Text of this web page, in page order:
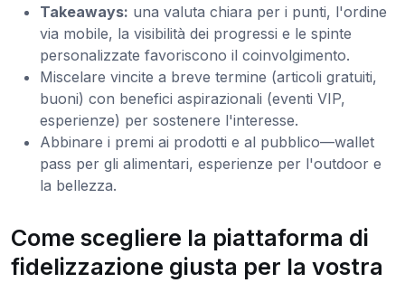
Takeaways: una valuta chiara per i punti, l'ordine
via mobile, la visibilità dei progressi e le spinte
personalizzate favoriscono il coinvolgimento.
Miscelare vincite a breve termine (articoli gratuiti,
buoni) con benefici aspirazionali (eventi VIP,
esperienze) per sostenere l'interesse.
Abbinare i premi ai prodotti e al pubblico—wallet
pass per gli alimentari, esperienze per l'outdoor e
la bellezza.
Come scegliere la piattaforma di
fidelizzazione giusta per la vostra